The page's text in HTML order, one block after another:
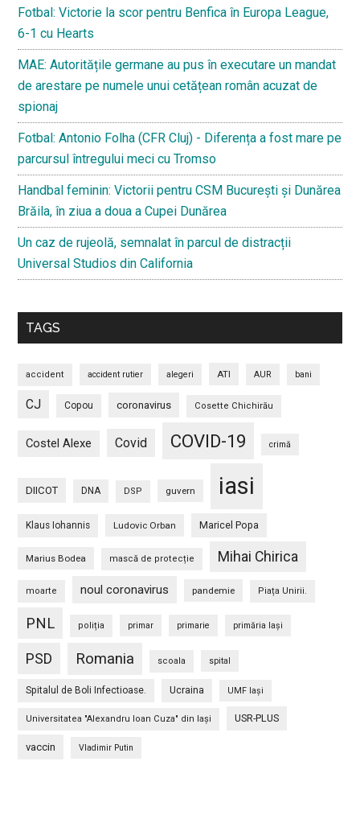
Fotbal: Victorie la scor pentru Benfica în Europa League,
6-1 cu Hearts
MAE: Autoritățile germane au pus în executare un mandat
de arestare pe numele unui cetățean român acuzat de
spionaj
Fotbal: Antonio Folha (CFR Cluj) - Diferența a fost mare pe
parcursul întregului meci cu Tromso
Handbal feminin: Victorii pentru CSM București și Dunărea
Brăila, în ziua a doua a Cupei Dunărea
Un caz de rujeolă, semnalat în parcul de distracții
Universal Studios din California
TAGS
accident accident rutier alegeri ATI AUR bani
CJ Copou coronavirus Cosette Chichirău
Costel Alexe Covid COVID-19 crimă
DIICOT DNA DSP guvern iasi
Klaus Iohannis Ludovic Orban Maricel Popa
Marius Bodea mască de protecție Mihai Chirica
moarte noul coronavirus pandemie Piața Unirii.
PNL poliția primar primarie primăria Iași
PSD Romania scoala spital
Spitalul de Boli Infectioase. Ucraina UMF Iași
Universitatea "Alexandru Ioan Cuza" din Iaşi USR-PLUS
vaccin Vladimir Putin